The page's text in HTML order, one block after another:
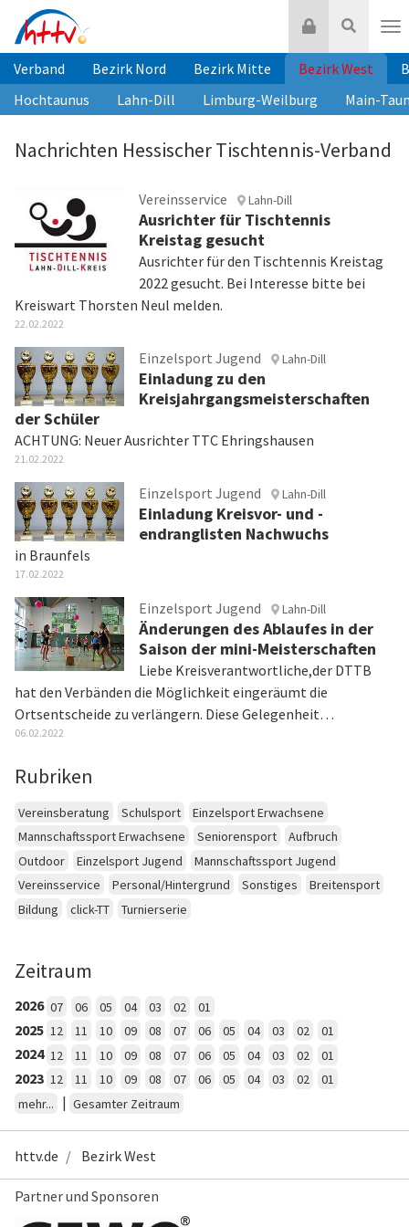
Inhalt
springen
Suche
Login
Verband Bezirk Nord Bezirk Mitte Bezirk West
Hochtaunus
Lahn-Dill Limburg-Weilburg Main-
Nachrichten Hessischer Tischtennis-Verband
Vereinsservice Lahn-Dill
Ausrichter für Tischtennis
Kreistag gesucht
Ausrichter für den Tischtennis Kreistag
2022 gesucht. Bei Interesse bitte bei
Kreiswart Thorsten Neul melden.
22.02.2022
Einzelsport Jugend Lahn-Dill
Einladung zu den
Kreisjahrgangsmeisterschaften
der Schüler
ACHTUNG: Neuer Ausrichter TTC Ehringshausen
21.02.2022
Einzelsport Jugend Lahn-Dill
Einladung Kreisvor- und -
endranglisten Nachwuchs
in Braunfels
17.02.2022
Einzelsport Jugend Lahn-Dill
Änderungen des Ablaufes in der
Saison der mini-Meisterschaften
Liebe Kreisverantwortliche,der DTTB
hat den Verbänden die Möglichkeit eingeräumt die
Ortsentscheide zu verlängern. Diese Gelegenheit…
06.02.2022
Rubriken
Vereinsberatung Schulsport
Einzelsport Erwachsene
Mannschaftssport Erwachsene
Seniorensport
Aufbruch
Outdoor
Einzelsport Jugend
Mannschaftssport Jugend
Vereinsservice
Personal/Hintergrund Sonstiges
Breitensport
Bildung
click-TT Turnierserie
Zeitraum
2026 07 06 05 04 03 02 01
2025 12 11 10 09 08 07 06 05 04 03 02 01
2024 12 11 10 09 08 07 06 05 04 03 02 01
2023 12 11 10 09 08 07 06 05 04 03 02
01
mehr...
| Gesamter Zeitraum
httv.de Bezirk West
Partner und Sponsoren